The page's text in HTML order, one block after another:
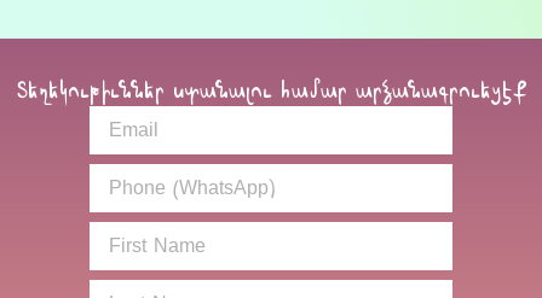
Տեղեկութիւններ ստանալու համար արձանագրուեցէք